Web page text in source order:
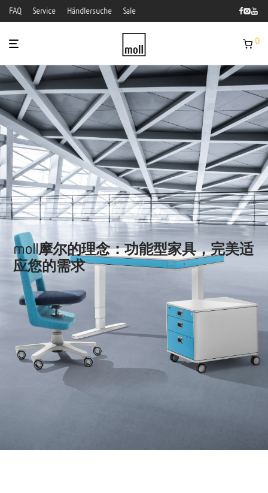
FAQ Service Händlersuche Sale
0
moll摩尔的理念：功能型家具，完美适
应您的需求